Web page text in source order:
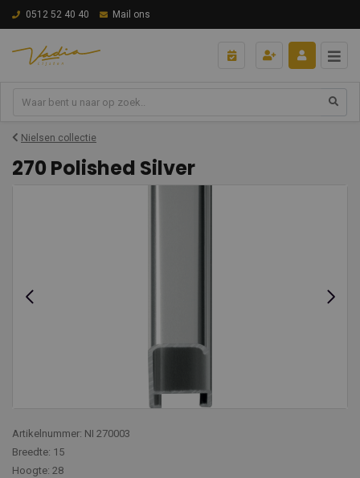
0512 52 40 40 Mail ons
Nielsen collectie
270 Polished Silver
Artikelnummer: NI 270003
Breedte: 15
Hoogte: 28